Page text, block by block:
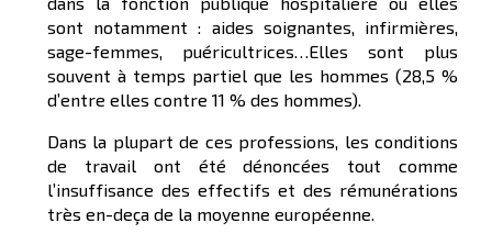
sont notamment : aides soignantes, infirmières,
sage-femmes, puéricultrices…Elles sont plus
souvent à temps partiel que les hommes (28,5 %
d’entre elles contre 11 % des hommes).
Dans la plupart de ces professions, les conditions
de travail ont été dénoncées tout comme
l’insuffisance des effectifs et des rémunérations
très en-deça de la moyenne européenne.